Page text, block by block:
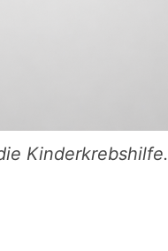
Kinderkrebshilfe.